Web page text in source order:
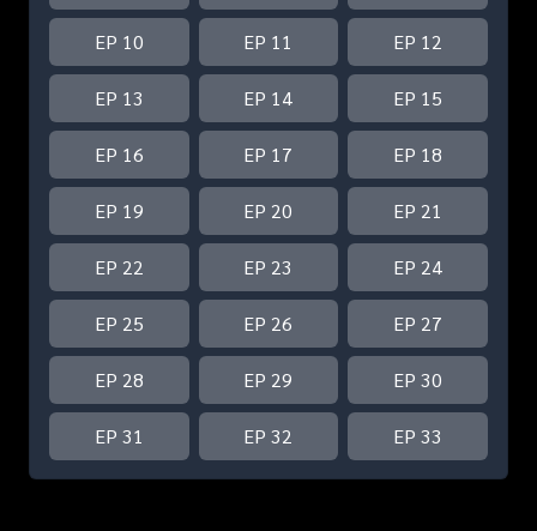
EP 10 EP 11 EP 12
EP 13 EP 14 EP 15
EP 16 EP 17 EP 18
EP 19 EP 20 EP 21
EP 22 EP 23 EP 24
EP 25 EP 26 EP 27
EP 28 EP 29 EP 30
EP 31 EP 32 EP 33